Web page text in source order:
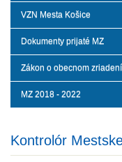
VZN Mesta Košice
Dokumenty prijaté MZ
Zákon o obecnom zriadení
MZ 2018 - 2022
Kontrolór